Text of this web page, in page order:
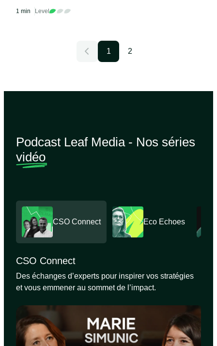
1 min Level
1 2
Podcast Leaf Media - Nos séries
vidéo
CSO Connect Eco Echoes
CSO Connect
Des échanges d’experts pour inspirer vos stratégies
et vous emmener au sommet de l’impact.